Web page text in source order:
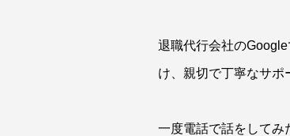
退職代行会社の
け、親切で丁寧なサポ
一度電話で話をしてみ